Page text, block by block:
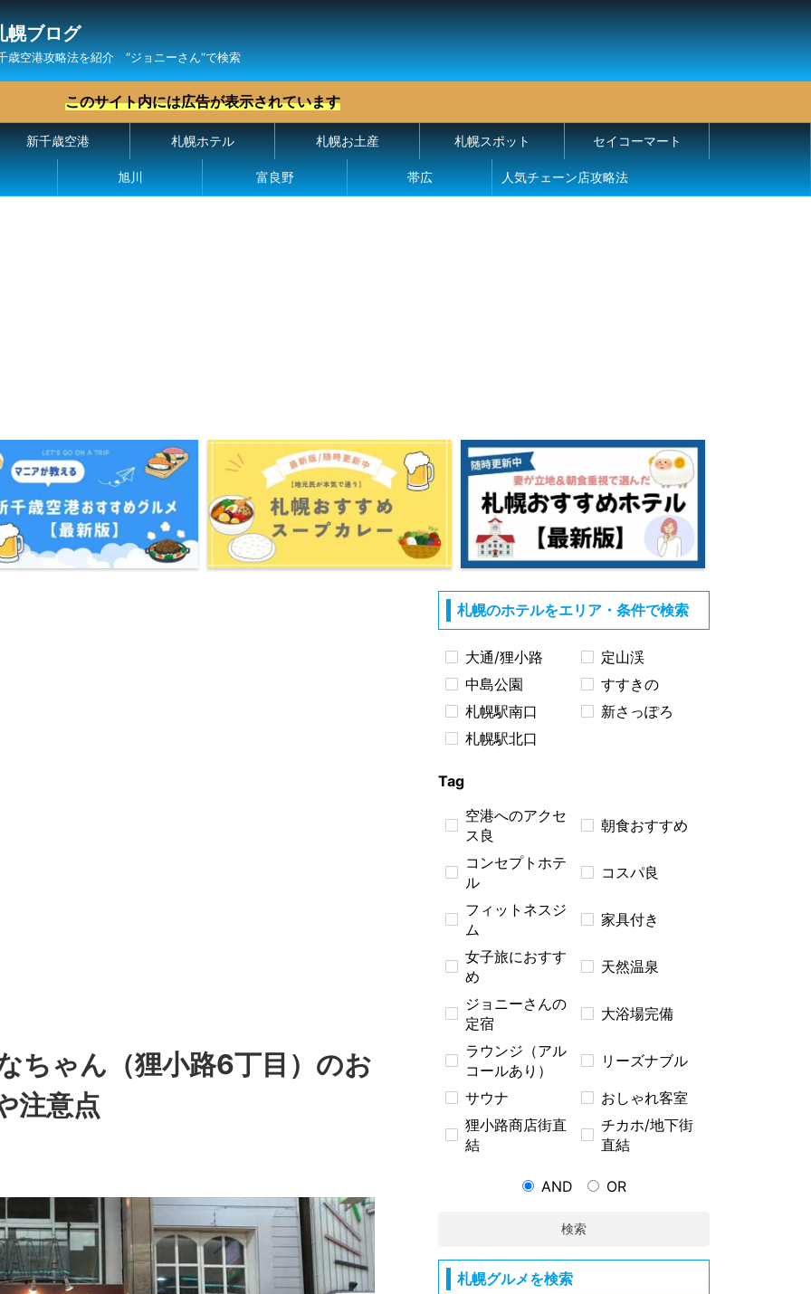
幌ブログ
歳空港攻略法を紹介 ″ジョニーさん“で検索
このサイト内には広告が表示されています
新千歳空港 札幌ホテル 札幌お土産 札幌スポット セイコーマート
旭川 富良野 帯広 人気チェーン店攻略法
ちゃん（狸小路6丁目）のお
注意点
札幌のホテルをエリア・条件で検索
大通/狸小路
定山渓
中島公園
すすきの
札幌駅南口
新さっぽろ
札幌駅北口
Tag
空港へのアクセ
ス良
朝食おすすめ
コンセプトホテ
ル
コスパ良
フィットネスジ
ム
家具付き
女子旅におすす
め
天然温泉
ジョニーさんの
定宿
大浴場完備
ラウンジ（アル
コールあり）
リーズナブル
サウナ
おしゃれ客室
狸小路商店街直
結
チカホ/地下街
直結
AND OR
検索
札幌グルメを検索